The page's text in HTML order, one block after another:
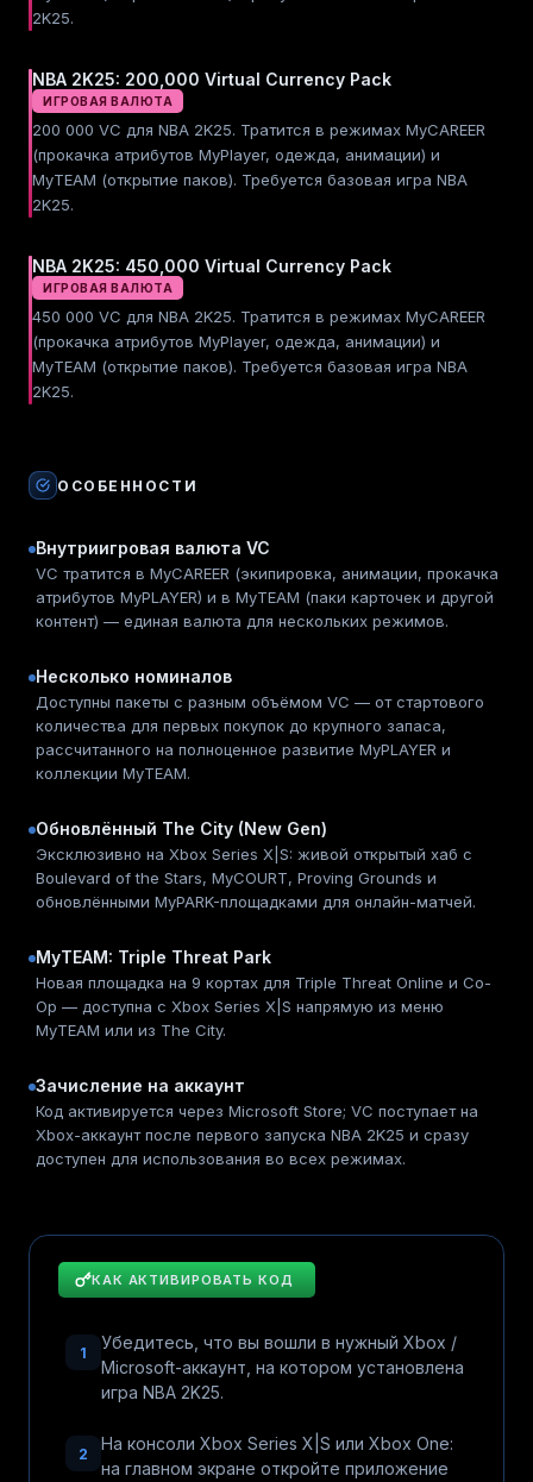
2K25.
NBA 2K25: 200,000 Virtual Currency Pack
ИГРОВАЯ ВАЛЮТА
200 000 VC для NBA 2K25. Тратится в режимах MyCAREER
(прокачка атрибутов MyPlayer, одежда, анимации) и
MyTEAM (открытие паков). Требуется базовая игра NBA
2K25.
NBA 2K25: 450,000 Virtual Currency Pack
ИГРОВАЯ ВАЛЮТА
450 000 VC для NBA 2K25. Тратится в режимах MyCAREER
(прокачка атрибутов MyPlayer, одежда, анимации) и
MyTEAM (открытие паков). Требуется базовая игра NBA
2K25.
ОСОБЕННОСТИ
Внутриигровая валюта VC
VC тратится в MyCAREER (экипировка, анимации, прокачка
атрибутов MyPLAYER) и в MyTEAM (паки карточек и другой
контент) — единая валюта для нескольких режимов.
Несколько номиналов
Доступны пакеты с разным объёмом VC — от стартового
количества для первых покупок до крупного запаса,
рассчитанного на полноценное развитие MyPLAYER и
коллекции MyTEAM.
Обновлённый The City (New Gen)
Эксклюзивно на Xbox Series X|S: живой открытый хаб с
Boulevard of the Stars, MyCOURT, Proving Grounds и
обновлёнными MyPARK-площадками для онлайн-матчей.
MyTEAM: Triple Threat Park
Новая площадка на 9 кортах для Triple Threat Online и Co-
Op — доступна с Xbox Series X|S напрямую из меню
MyTEAM или из The City.
Зачисление на аккаунт
Код активируется через Microsoft Store; VC поступает на
Xbox-аккаунт после первого запуска NBA 2K25 и сразу
доступен для использования во всех режимах.
КАК АКТИВИРОВАТЬ КОД
1
Убедитесь, что вы вошли в нужный Xbox /
Microsoft-аккаунт, на котором установлена
игра NBA 2K25.
2
На консоли Xbox Series X|S или Xbox One:
на главном экране откройте приложение